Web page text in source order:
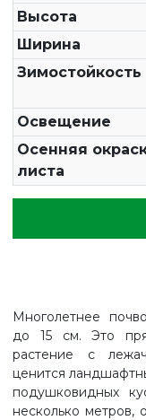
Высота
Ширина
Зимостойкость
Освещение
Осенняя
листа
Многолетнее
до 15 см. Это
растение с
ценится
подушковидных
несколько метров,